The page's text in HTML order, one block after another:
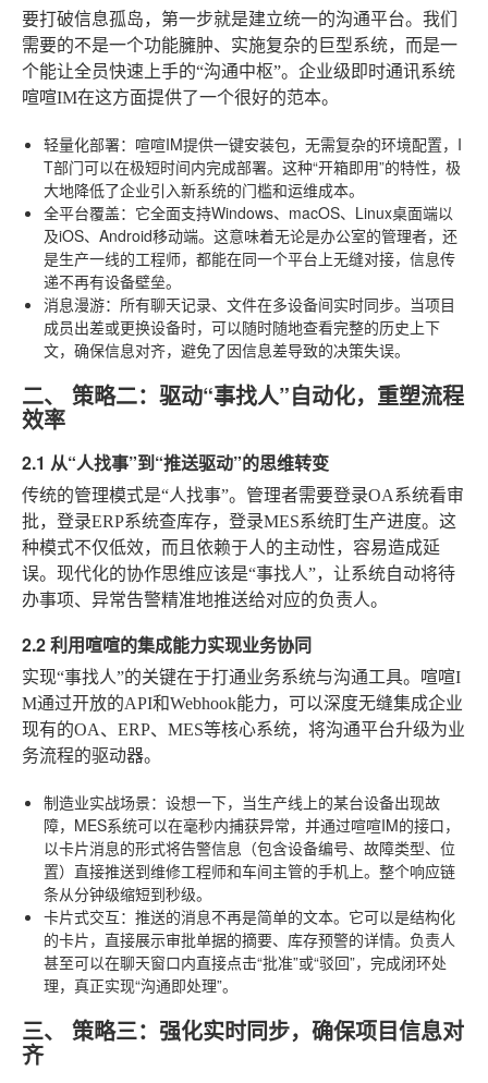
要打破信息孤岛，第一步就是建立统一的沟通平台。我们
需要的不是一个功能臃肿、实施复杂的巨型系统，而是一
个能让全员快速上手的“沟通中枢”。企业级即时通讯系统
喧喧IM在这方面提供了一个很好的范本。
轻量化部署：喧喧IM提供一键安装包，无需复杂的环境配置，I
T部门可以在极短时间内完成部署。这种“开箱即用”的特性，极
大地降低了企业引入新系统的门槛和运维成本。
全平台覆盖：它全面支持Windows、macOS、Linux桌面端以
及iOS、Android移动端。这意味着无论是办公室的管理者，还
是生产一线的工程师，都能在同一个平台上无缝对接，信息传
递不再有设备壁垒。
消息漫游：所有聊天记录、文件在多设备间实时同步。当项目
成员出差或更换设备时，可以随时随地查看完整的历史上下
文，确保信息对齐，避免了因信息差导致的决策失误。
二、 策略二：驱动“事找人”自动化，重塑流程
效率
2.1 从“人找事”到“推送驱动”的思维转变
传统的管理模式是“人找事”。管理者需要登录OA系统看审
批，登录ERP系统查库存，登录MES系统盯生产进度。这
种模式不仅低效，而且依赖于人的主动性，容易造成延
误。现代化的协作思维应该是“事找人”，让系统自动将待
办事项、异常告警精准地推送给对应的负责人。
2.2 利用喧喧的集成能力实现业务协同
实现“事找人”的关键在于打通业务系统与沟通工具。喧喧I
M通过开放的API和Webhook能力，可以深度无缝集成企业
现有的OA、ERP、MES等核心系统，将沟通平台升级为业
务流程的驱动器。
制造业实战场景：设想一下，当生产线上的某台设备出现故
障，MES系统可以在毫秒内捕获异常，并通过喧喧IM的接口，
以卡片消息的形式将告警信息（包含设备编号、故障类型、位
置）直接推送到维修工程师和车间主管的手机上。整个响应链
条从分钟级缩短到秒级。
卡片式交互：推送的消息不再是简单的文本。它可以是结构化
的卡片，直接展示审批单据的摘要、库存预警的详情。负责人
甚至可以在聊天窗口内直接点击“批准”或“驳回”，完成闭环处
理，真正实现“沟通即处理”。
三、 策略三：强化实时同步，确保项目信息对
齐